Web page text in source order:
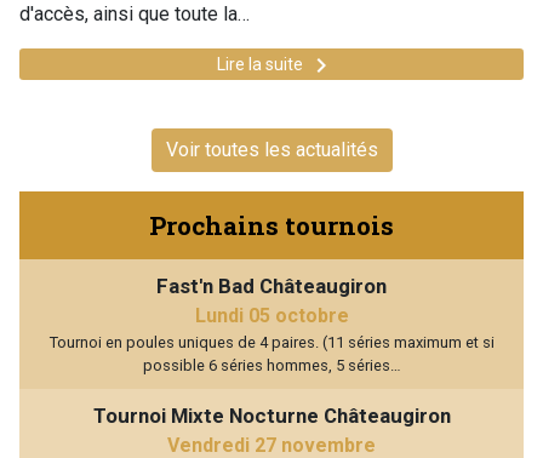
d'accès, ainsi que toute la…
Lire la suite keyboard_arrow_right
Voir toutes les actualités
Prochains tournois
Fast'n Bad Châteaugiron
Lundi 05 octobre
Tournoi en poules uniques de 4 paires. (11 séries maximum et si
possible 6 séries hommes, 5 séries…
Tournoi Mixte Nocturne Châteaugiron
Vendredi 27 novembre